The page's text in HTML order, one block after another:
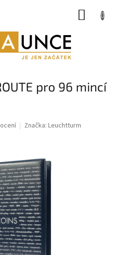
pro 96 mincí
Značka: Leuchtturm